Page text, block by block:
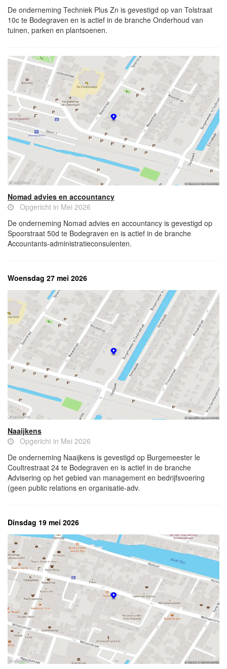
De onderneming Techniek Plus Zn is gevestigd op van Tolstraat
10c te Bodegraven en is actief in de branche Onderhoud van
tuinen, parken en plantsoenen.
Nomad advies en accountancy
Opgericht in Mei 2026
De onderneming Nomad advies en accountancy is gevestigd op
Spoorstraat 50d te Bodegraven en is actief in de branche
Accountants-administratieconsulenten.
Woensdag 27 mei 2026
Naaijkens
Opgericht in Mei 2026
De onderneming Naaijkens is gevestigd op Burgemeester le
Coultrestraat 24 te Bodegraven en is actief in de branche
Advisering op het gebied van management en bedrijfsvoering
(geen public relations en organisatie-adv.
Dinsdag 19 mei 2026